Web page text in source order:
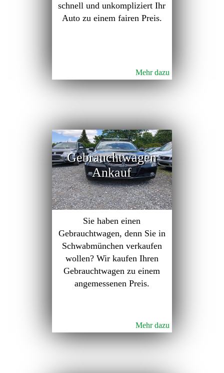
schnell und unkompliziert Ihr
Auto zu einem fairen Preis.
Mehr dazu
Gebrauchtwagen
Ankauf
Sie haben einen
Gebrauchtwagen, denn Sie in
Schwabmünchen verkaufen
wollen? Wir kaufen Ihren
Gebrauchtwagen zu einem
angemessenen Preis.
Mehr dazu